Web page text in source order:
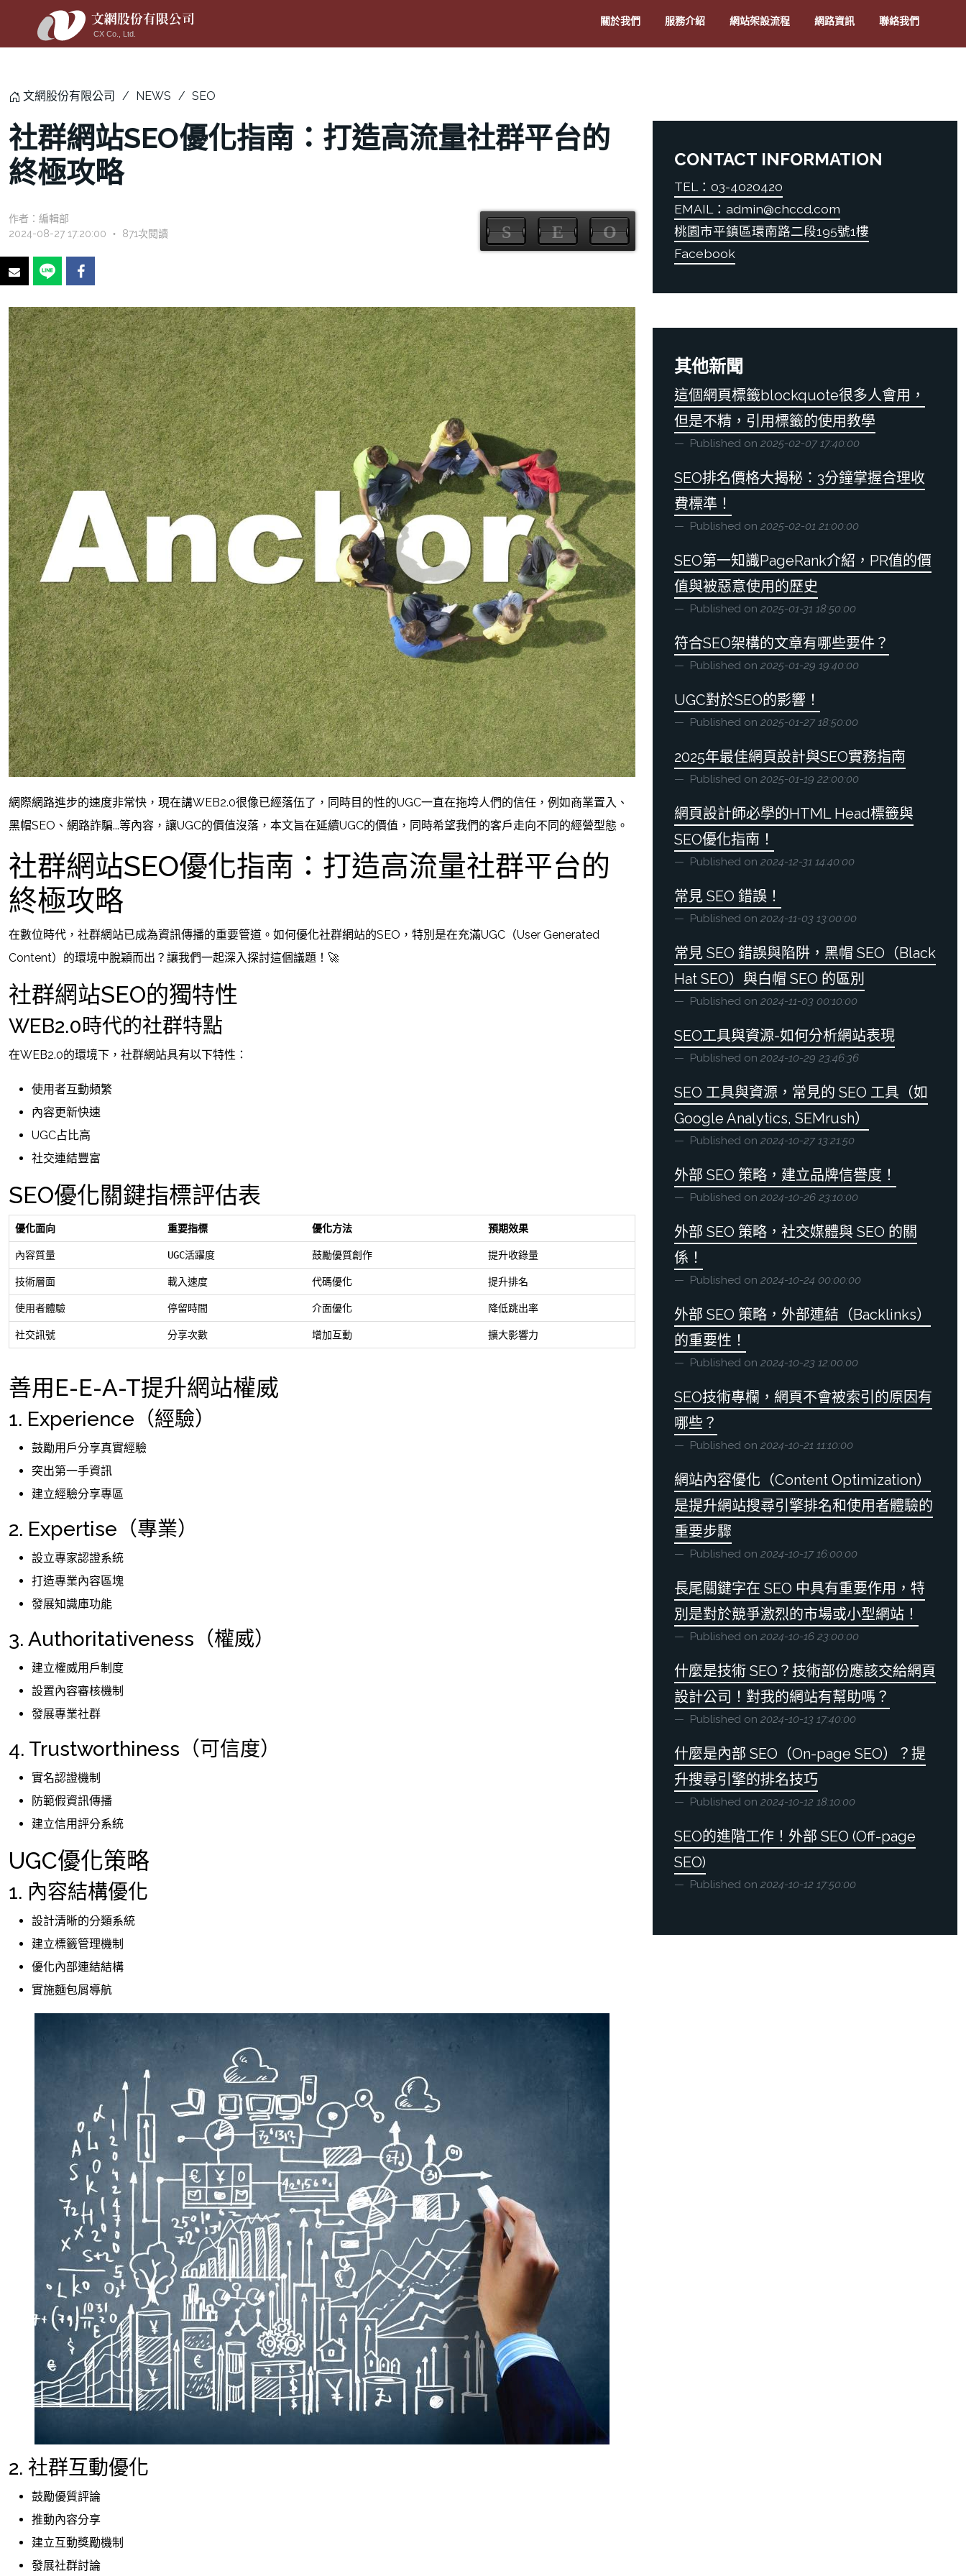
關於我們 服務介紹 網站架設流程 網路資訊 聯絡我們
文網股份有限公司 NEWS SEO
社群網站SEO優化指南：打造高流量社群平台的
終極攻略
作者： 編輯部
2024-08-27 17:20:00 ‧ 871次閱讀
S
S
E
E
O
O
網際網路進步的速度非常快，現在講WEB2.0很像已經落伍了，同時目的性的UGC一直在拖垮人們的信任，例如商業置入、
黑帽SEO、網路詐騙...等內容，讓UGC的價值沒落，本文旨在延續UGC的價值，同時希望我們的客戶走向不同的經營型態。
社群網站SEO優化指南：打造高流量社群平台的
終極攻略
在數位時代，社群網站已成為資訊傳播的重要管道。如何優化社群網站的SEO，特別是在充滿UGC（User Generated
Content）的環境中脫穎而出？讓我們一起深入探討這個議題！🚀
社群網站SEO的獨特性
WEB2.0時代的社群特點
在WEB2.0的環境下，社群網站具有以下特性：
使用者互動頻繁
內容更新快速
UGC占比高
社交連結豐富
SEO優化關鍵指標評估表
優化面向 重要指標 優化方法 預期效果
內容質量 UGC活躍度 鼓勵優質創作 提升收錄量
技術層面 載入速度 代碼優化 提升排名
使用者體驗 停留時間 介面優化 降低跳出率
社交訊號 分享次數 增加互動 擴大影響力
善用E-E-A-T提升網站權威
1. Experience（經驗）
鼓勵用戶分享真實經驗
突出第一手資訊
建立經驗分享專區
2. Expertise（專業）
設立專家認證系統
打造專業內容區塊
發展知識庫功能
3. Authoritativeness（權威）
建立權威用戶制度
設置內容審核機制
發展專業社群
4. Trustworthiness（可信度）
實名認證機制
防範假資訊傳播
建立信用評分系統
UGC優化策略
1. 內容結構優化
設計清晰的分類系統
建立標籤管理機制
優化內部連結結構
實施麵包屑導航
2. 社群互動優化
鼓勵優質評論
推動內容分享
建立互動獎勵機制
發展社群討論
CONTACT INFORMATION
TEL：03-4020420
EMAIL：admin@chccd.com
桃園市平鎮區環南路二段195號1樓
Facebook
其他新聞
這個網頁標籤blockquote很多人會用，
但是不精，引用標籤的使用教學
Published on 2025-02-07 17:40:00
SEO排名價格大揭秘：3分鐘掌握合理收
費標準！
Published on 2025-02-01 21:00:00
SEO第一知識PageRank介紹，PR值的價
值與被惡意使用的歷史
Published on 2025-01-31 18:50:00
符合SEO架構的文章有哪些要件？
Published on 2025-01-29 19:40:00
UGC對於SEO的影響！
Published on 2025-01-27 18:50:00
2025年最佳網頁設計與SEO實務指南
Published on 2025-01-19 22:00:00
網頁設計師必學的HTML Head標籤與
SEO優化指南！
Published on 2024-12-31 14:40:00
常見 SEO 錯誤！
Published on 2024-11-03 13:00:00
常見 SEO 錯誤與陷阱，黑帽 SEO（Black
Hat SEO）與白帽 SEO 的區別
Published on 2024-11-03 00:10:00
SEO工具與資源-如何分析網站表現
Published on 2024-10-29 23:46:36
SEO 工具與資源，常見的 SEO 工具（如
Google Analytics, SEMrush）
Published on 2024-10-27 13:21:50
外部 SEO 策略，建立品牌信譽度！
Published on 2024-10-26 23:10:00
外部 SEO 策略，社交媒體與 SEO 的關
係！
Published on 2024-10-24 00:00:00
外部 SEO 策略，外部連結（Backlinks）
的重要性！
Published on 2024-10-23 12:00:00
SEO技術專欄，網頁不會被索引的原因有
哪些？
Published on 2024-10-21 11:10:00
網站內容優化（Content Optimization）
是提升網站搜尋引擎排名和使用者體驗的
重要步驟
Published on 2024-10-17 16:00:00
長尾關鍵字在 SEO 中具有重要作用，特
別是對於競爭激烈的市場或小型網站！
Published on 2024-10-16 23:00:00
什麼是技術 SEO？技術部份應該交給網頁
設計公司！對我的網站有幫助嗎？
Published on 2024-10-13 17:40:00
什麼是內部 SEO（On-page SEO）？提
升搜尋引擎的排名技巧
Published on 2024-10-12 18:10:00
SEO的進階工作！外部 SEO (Off-page
SEO)
Published on 2024-10-12 17:50:00